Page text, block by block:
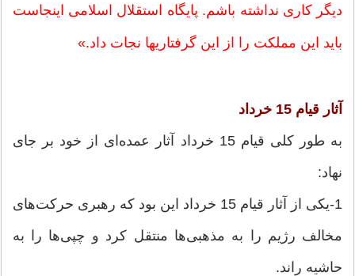
دیگر کاری نداشته باشم. پایگاه استقلال اسلامی اینجاست
باید این مملکت را از این گرفتاریها نجات داد.»
آثار قیام 15 خرداد
به طور کلی قیام 15 خرداد آثار عمده‌ای از خود بر جای
نهاد:
1-یکی از آثار قیام 15 خرداد این بود که رهبری حرکت‌های
مخالف رژیم را به مذهبی‌ها منتقل کرد و چپی‌ها را به
حاشیه راند.